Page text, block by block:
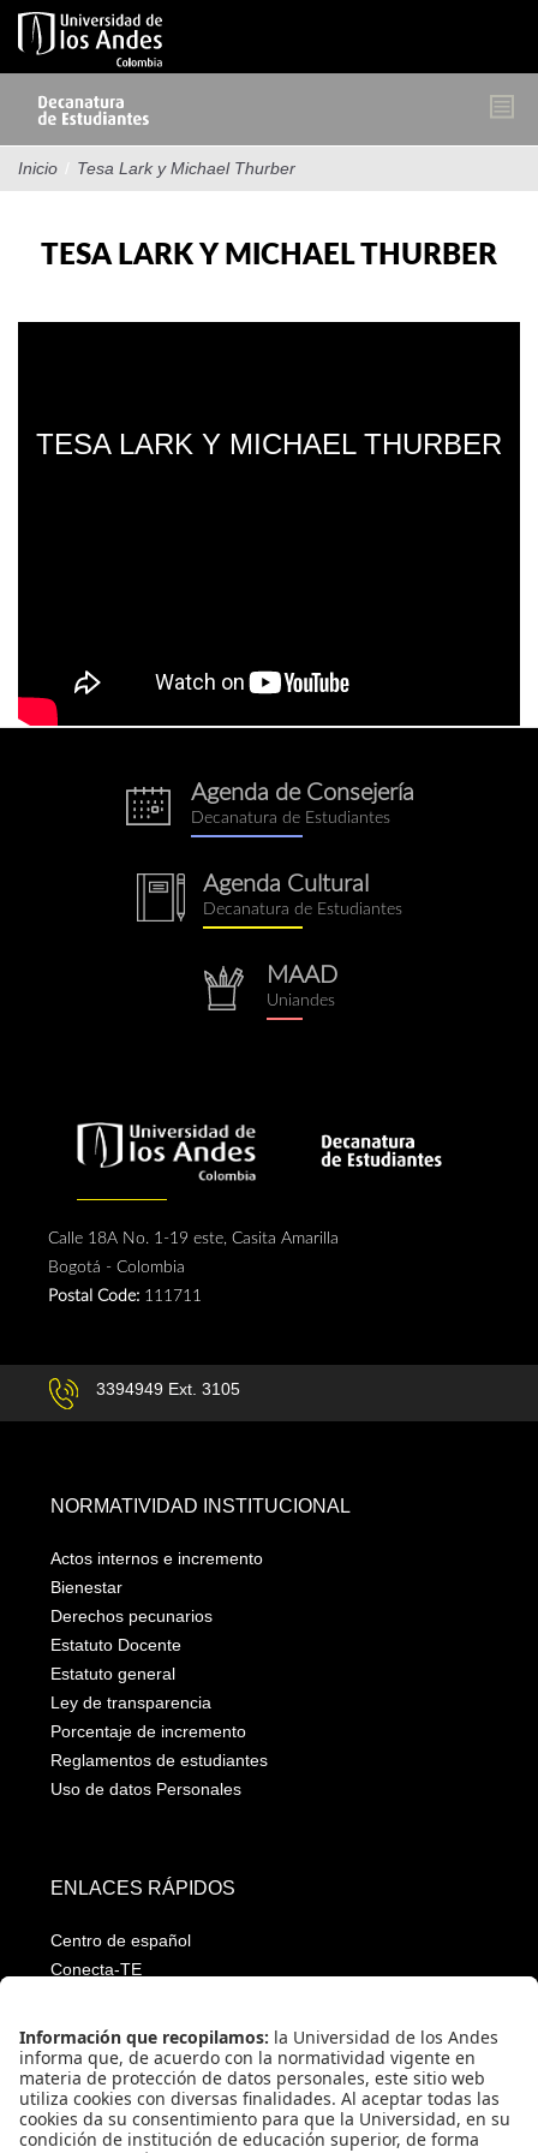
Pasar
contenido
Inicio / Tesa Lark y Michael Thurber
TESA LARK Y MICHAEL THURBER
TESA LARK Y MICHAEL THURBER
eventos.png
Agenda de Consejería
Decanatura de Estudiantes
notebook.png
Agenda Cultural
Decanatura de Estudiantes
repositorio.png
MAAD
Uniandes
Calle 18A No. 1-19 este, Casita Amarilla
Bogotá - Colombia
Postal Code: 111711
3394949 Ext. 3105
NORMATIVIDAD INSTITUCIONAL
Actos internos e incremento
Bienestar
Derechos pecunarios
Estatuto Docente
Estatuto general
Ley de transparencia
Porcentaje de incremento
Reglamentos de estudiantes
Uso de datos Personales
ENLACES RÁPIDOS
Centro de español
Conecta-TE
Emergencias: Extensión 0000
Eventos destacados
Mapa del Sitio
Multimedia
Noticias